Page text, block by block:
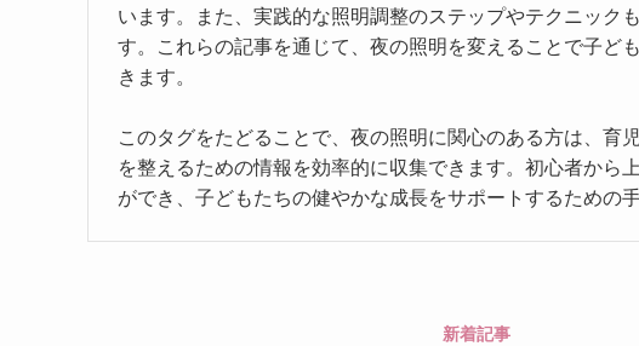
います。また、実践的な照明調整のステップやテクニック
す。これらの記事を通じて、夜の照明を変えることで子ど
きます。
このタグをたどることで、夜の照明に関心のある方は、育
を整えるための情報を効率的に収集できます。初心者から
ができ、子どもたちの健やかな成長をサポートするための
新着記事